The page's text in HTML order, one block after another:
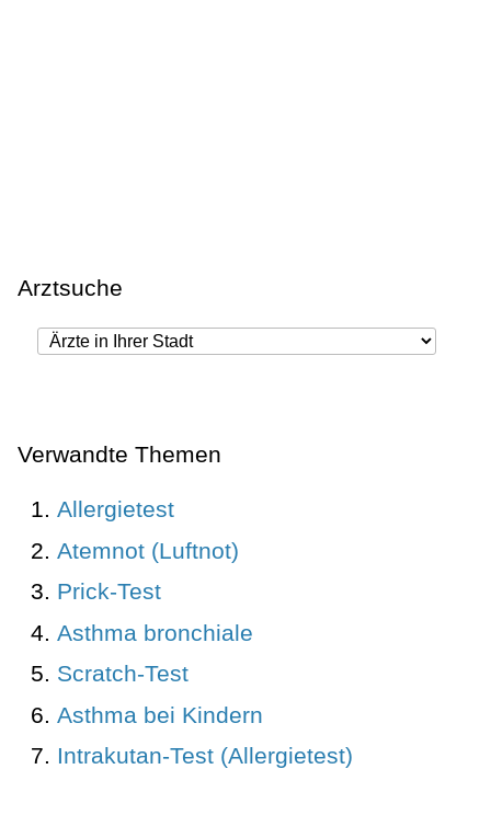
Arztsuche
Verwandte Themen
Allergietest
Atemnot (Luftnot)
Prick-Test
Asthma bronchiale
Scratch-Test
Asthma bei Kindern
Intrakutan-Test (Allergietest)